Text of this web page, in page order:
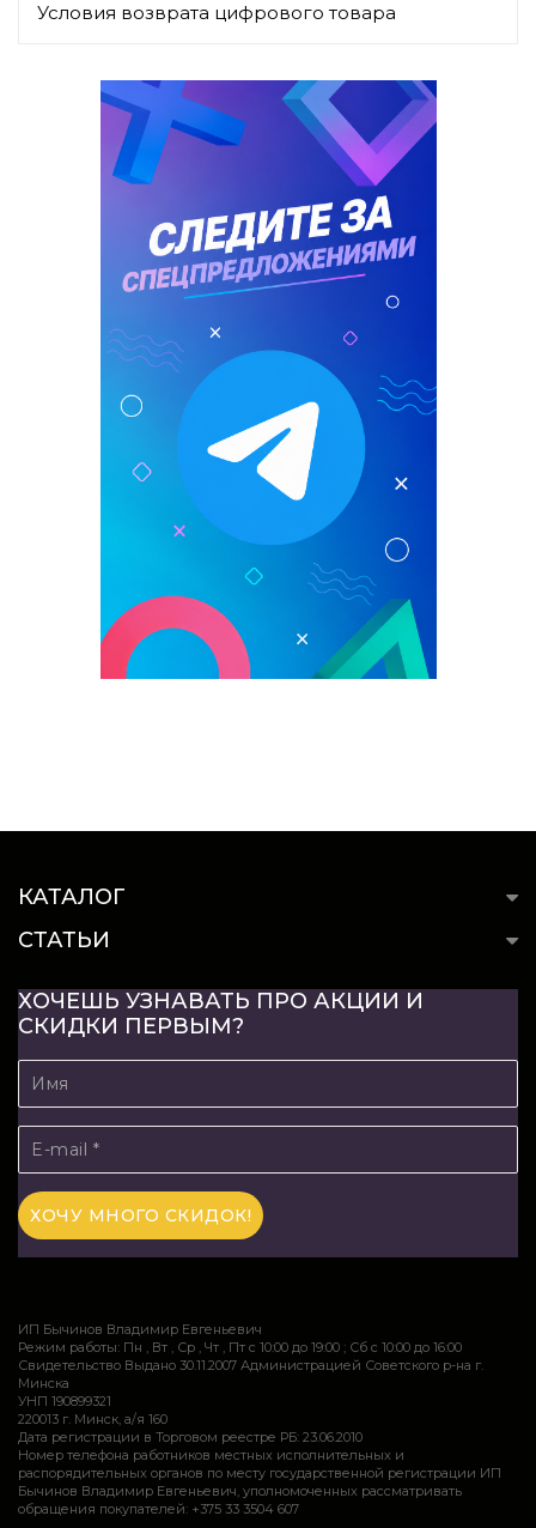
Условия возврата цифрового товара
КАТАЛОГ
СТАТЬИ
ХОЧЕШЬ УЗНАВАТЬ ПРО АКЦИИ И
СКИДКИ ПЕРВЫМ?
ИП Бычинов Владимир Евгеньевич
Режим работы: Пн , Вт , Ср , Чт , Пт c 10:00 до 19:00 ; Сб c 10:00 до 16:00
Свидетельство Выдано 30.11.2007 Администрацией Советского р-на г.
Минска
УНП 190899321
220013 г. Минск, а/я 160
Дата регистрации в Торговом реестре РБ: 23.06.2010
Номер телефона работников местных исполнительных и
распорядительных органов по месту государственной регистрации ИП
Бычинов Владимир Евгеньевич, уполномоченных рассматривать
обращения покупателей: +375 33 3504 607